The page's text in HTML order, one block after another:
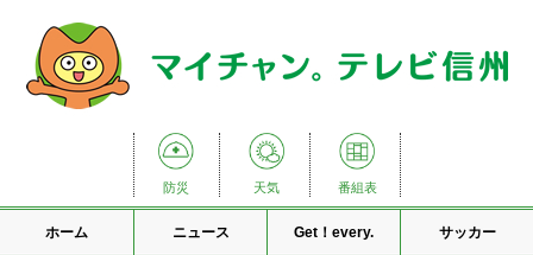
防災 天気 番組表
ホーム ニュース Get！every. サッカー